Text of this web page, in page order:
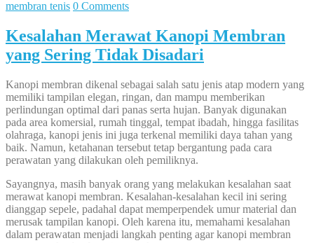
membran tenis 0 Comments
Kesalahan Merawat Kanopi Membran
yang Sering Tidak Disadari
Kanopi membran dikenal sebagai salah satu jenis atap modern yang
memiliki tampilan elegan, ringan, dan mampu memberikan
perlindungan optimal dari panas serta hujan. Banyak digunakan
pada area komersial, rumah tinggal, tempat ibadah, hingga fasilitas
olahraga, kanopi jenis ini juga terkenal memiliki daya tahan yang
baik. Namun, ketahanan tersebut tetap bergantung pada cara
perawatan yang dilakukan oleh pemiliknya.
Sayangnya, masih banyak orang yang melakukan kesalahan saat
merawat kanopi membran. Kesalahan-kesalahan kecil ini sering
dianggap sepele, padahal dapat memperpendek umur material dan
merusak tampilan kanopi. Oleh karena itu, memahami kesalahan
dalam perawatan menjadi langkah penting agar kanopi membran